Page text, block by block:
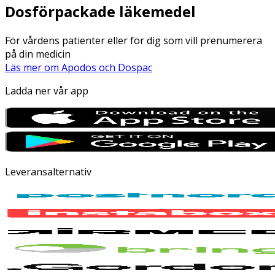
Dosförpackade läkemedel
För vårdens patienter eller för dig som vill prenumerera
på din medicin
Läs mer om Apodos och Dospac
Ladda ner vår app
Leveransalternativ